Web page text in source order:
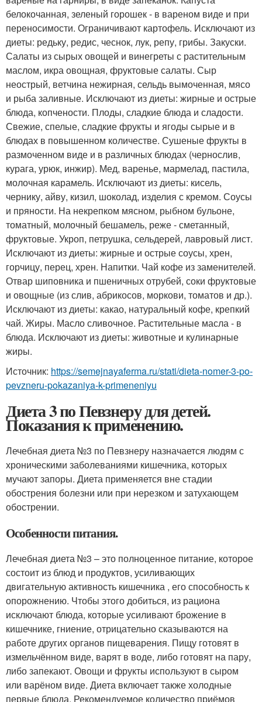
белокочанная, зеленый горошек - в вареном виде и при
переносимости. Ограничивают картофель. Исключают из
диеты: редьку, редис, чеснок, лук, репу, грибы. Закуски.
Салаты из сырых овощей и винегреты с растительным
маслом, икра овощная, фруктовые салаты. Сыр
неострый, ветчина нежирная, сельдь вымоченная, мясо
и рыба заливные. Исключают из диеты: жирные и острые
блюда, копчености. Плоды, сладкие блюда и сладости.
Свежие, спелые, сладкие фрукты и ягоды сырые и в
блюдах в повышенном количестве. Сушеные фрукты в
размоченном виде и в различных блюдах (чернослив,
курага, урюк, инжир). Мед, варенье, мармелад, пастила,
молочная карамель. Исключают из диеты: кисель,
чернику, айву, кизил, шоколад, изделия с кремом. Соусы
и пряности. На некрепком мясном, рыбном бульоне,
томатный, молочный бешамель, реже - сметанный,
фруктовые. Укроп, петрушка, сельдерей, лавровый лист.
Исключают из диеты: жирные и острые соусы, хрен,
горчицу, перец, хрен. Напитки. Чай кофе из заменителей.
Отвар шиповника и пшеничных отрубей, соки фруктовые
и овощные (из слив, абрикосов, моркови, томатов и др.).
Исключают из диеты: какао, натуральный кофе, крепкий
чай. Жиры. Масло сливочное. Растительные масла - в
блюда. Исключают из диеты: животные и кулинарные
жиры.
Источник: https://semejnayaferma.ru/stati/dieta-nomer-3-po-
pevzneru-pokazaniya-k-primeneniyu
Диета 3 по Певзнеру для детей.
Показания к применению.
Лечебная диета №3 по Певзнеру назначается людям с
хроническими заболеваниями кишечника, которых
мучают запоры. Диета применяется вне стадии
обострения болезни или при нерезком и затухающем
обострении.
Особенности питания.
Лечебная диета №3 – это полноценное питание, которое
состоит из блюд и продуктов, усиливающих
двигательную активность кишечника , его способность к
опорожнению. Чтобы этого добиться, из рациона
исключают блюда, которые усиливают брожение в
кишечнике, гниение, отрицательно сказываются на
работе других органов пищеварения. Пищу готовят в
измельчённом виде, варят в воде, либо готовят на пару,
либо запекают. Овощи и фрукты используют в сыром
или варёном виде. Диета включает также холодные
первые блюда. Рекомендуемое количество приёмов